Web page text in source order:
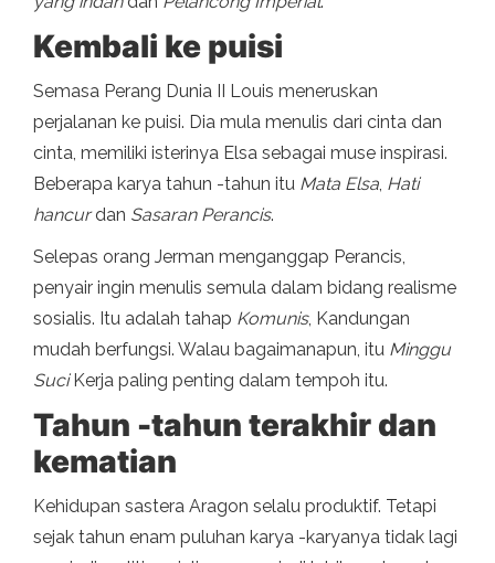
Kembali ke puisi
Semasa Perang Dunia II Louis meneruskan
perjalanan ke puisi. Dia mula menulis dari cinta dan
cinta, memiliki isterinya Elsa sebagai muse inspirasi.
Beberapa karya tahun -tahun itu Mata Elsa, Hati
hancurdan Sasaran Perancis.
Selepas orang Jerman menganggap Perancis,
penyair ingin menulis semula dalam bidang realisme
sosialis. Itu adalah tahap Komunis, Kandungan
mudah berfungsi. Walau bagaimanapun, itu Minggu
SuciKerja paling penting dalam tempoh itu.
Tahun -tahun terakhir dan
kematian
Kehidupan sastera Aragon selalu produktif. Tetapi
sejak tahun enam puluhan karya -karyanya tidak lagi